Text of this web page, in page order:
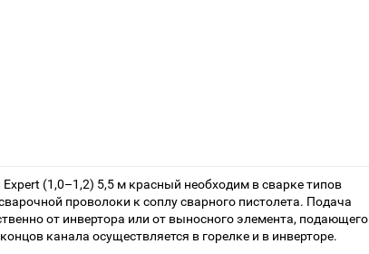
(1,0–1,2) 5,5 м красный необходим в сварке типов
проволоки к соплу сварного пистолета. Подача
от инвертора или от выносного элемента, подающего
канала осуществляется в горелке и в инверторе.